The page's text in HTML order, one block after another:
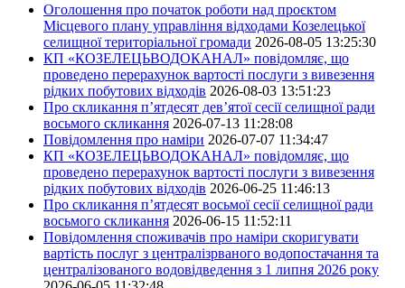
Оголошення про початок роботи над проєктом
Місцевого плану управління відходами Козелецької
селищної територіальної громади 2026-08-05 13:25:30
КП «КОЗЕЛЕЦЬВОДОКАНАЛ» повідомляє, що
проведено перерахунок вартості послуги з вивезення
рідких побутових відходів 2026-08-03 13:51:23
Про скликання п’ятдесят дев’ятої сесії селищної ради
восьмого скликання 2026-07-13 11:28:08
Повідомлення про наміри 2026-07-07 11:34:47
КП «КОЗЕЛЕЦЬВОДОКАНАЛ» повідомляє, що
проведено перерахунок вартості послуги з вивезення
рідких побутових відходів 2026-06-25 11:46:13
Про скликання п’ятдесят восьмої сесії селищної ради
восьмого скликання 2026-06-15 11:52:11
Повідомлення споживачів про наміри скоригувати
вартість послуг з централізрваного водопостачання та
централізованого водовідведення з 1 липня 2026 року